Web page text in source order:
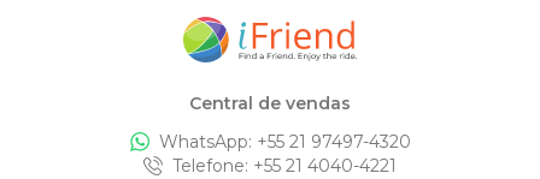
Central de vendas
WhatsApp: +55 21 97497-4320
Telefone: +55 21 4040-4221